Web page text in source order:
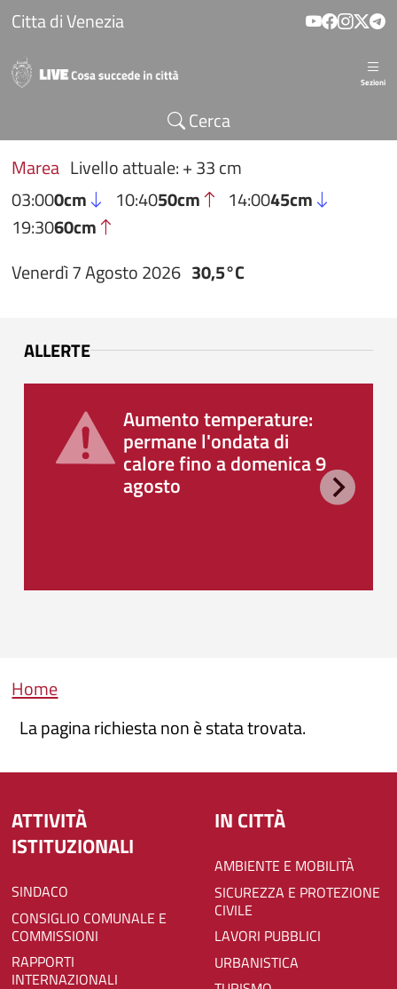
Salta al contenuto principale
Citta di Venezia
Sezioni
Cerca
Marea Livello attuale: + 33 cm
03:000cm 10:4050cm 14:0045cm
19:3060cm
Venerdì 7 Agosto 2026 30,5°C
ALLERTE
Aumento temperature:
permane l'ondata di
calore fino a domenica 9
agosto
Briciole di pane
Home
La pagina richiesta non è stata trovata.
ATTIVITÀ
ISTITUZIONALI
SINDACO
CONSIGLIO COMUNALE E
COMMISSIONI
RAPPORTI
INTERNAZIONALI
IN CITTÀ
AMBIENTE E MOBILITÀ
SICUREZZA E PROTEZIONE
CIVILE
LAVORI PUBBLICI
URBANISTICA